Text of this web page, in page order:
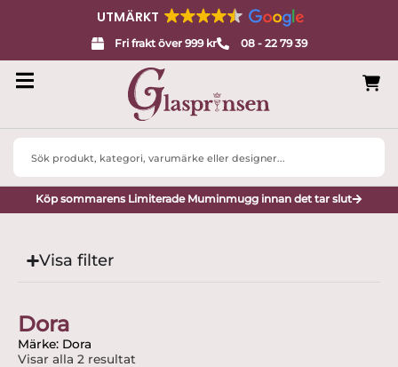
UTMÄRKT
Fri frakt över 999 kr 08 - 22 79 39
Search
Köp sommarens Limiterade Muminmugg innan det tar slut
Visa filter
Dora
Märke: Dora
Visar alla 2 resultat